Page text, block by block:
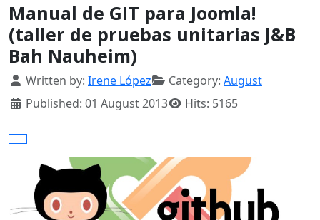
Manual de GIT para Joomla!
(taller de pruebas unitarias J&B
Bah Nauheim)
Details
Written by: Irene López Category: August
Published: 01 August 2013
Hits: 5165